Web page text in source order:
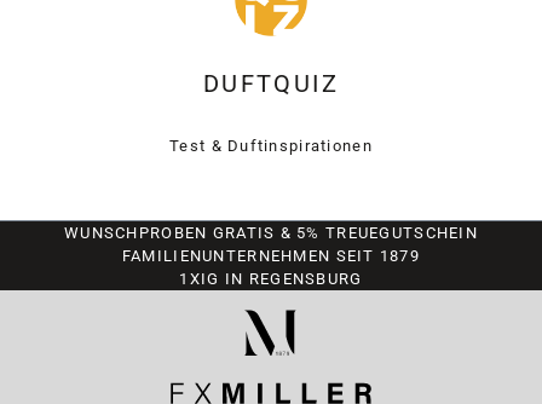
DUFTQUIZ
Test & Duftinspirationen
WUNSCHPROBEN GRATIS & 5% TREUEGUTSCHEIN
FAMILIENUNTERNEHMEN SEIT 1879
1XIG IN REGENSBURG